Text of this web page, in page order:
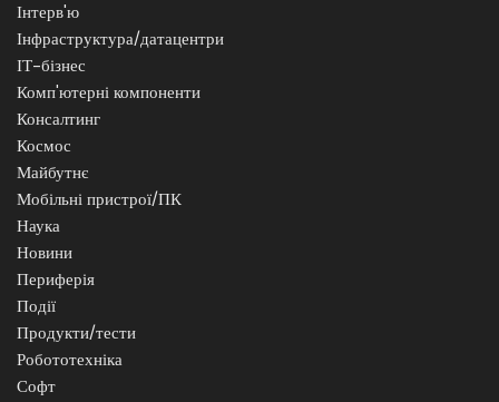
Інтерв'ю
Інфраструктура/датацентри
ІТ-бізнес
Комп'ютерні компоненти
Консалтинг
Космос
Майбутнє
Мобільні пристрої/ПК
Наука
Новини
Периферія
Події
Продукти/тести
Робототехніка
Софт